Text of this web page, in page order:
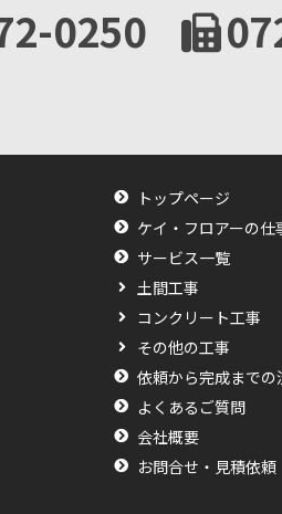
0250
トップページ
ケイ・フロアーの仕
サービス一覧
土間工事
コンクリート工事
その他の工事
依頼から完成までの
よくあるご質問
会社概要
お問合せ・見積依頼